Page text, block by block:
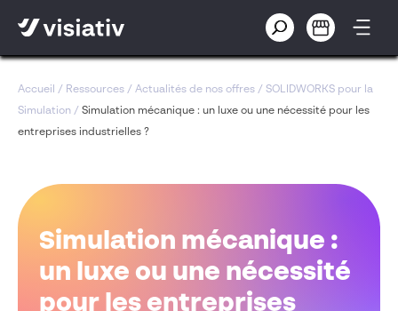
Accueil / Ressources / Actualités de nos offres / SOLIDWORKS pour la
Simulation / Simulation mécanique : un luxe ou une nécessité pour les
entreprises industrielles ?
Simulation mécanique :
un luxe ou une nécessité
pour les entreprises